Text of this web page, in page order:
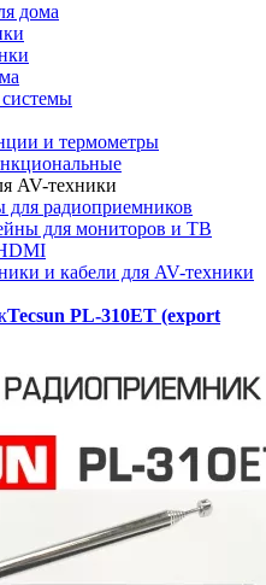
дома
и термометры
AV-техники
радиоприемников
для мониторов и ТВ
и кабели для AV-техники
Tecsun PL-310ET (export